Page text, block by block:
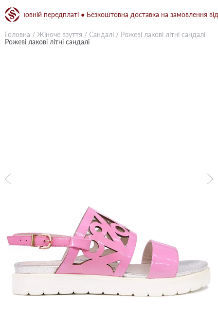
передплаті ● Безкоштовна доставка на замовлення від
Головна / Жіноче взуття / Сандалі / Рожеві лакові літні сандалі
Рожеві лакові літні сандалі